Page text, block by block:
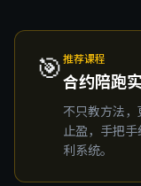
🎯 推荐课程
合约陪跑
不只教方法
止盈，手把
利系统。